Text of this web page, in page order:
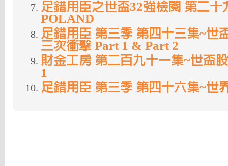
足錯用臣之世盃32強檢閱 第二十
POLAND
足錯用臣 第三季 第四十三集~世
三次衝擊 Part 1 & Part 2
財金工房 第二百九十一集~世盃
1
足錯用臣 第三季 第四十六集~世